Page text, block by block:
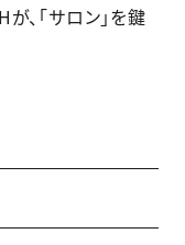
、「サロン」を鍵